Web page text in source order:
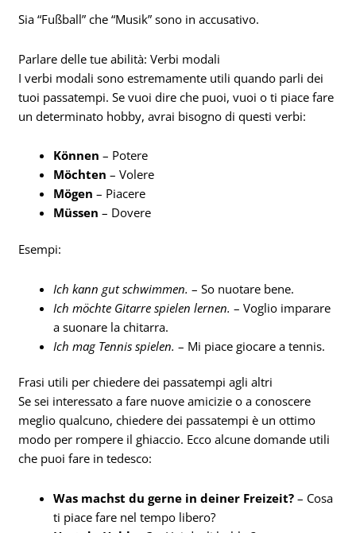
Sia “Fußball” che “Musik” sono in accusativo.
Parlare delle tue abilità: Verbi modali
I verbi modali sono estremamente utili quando parli dei
tuoi passatempi. Se vuoi dire che puoi, vuoi o ti piace fare
un determinato hobby, avrai bisogno di questi verbi:
Können – Potere
Möchten – Volere
Mögen – Piacere
Müssen – Dovere
Esempi:
Ich kann gut schwimmen. – So nuotare bene.
Ich möchte Gitarre spielen lernen. – Voglio imparare
a suonare la chitarra.
Ich mag Tennis spielen. – Mi piace giocare a tennis.
Frasi utili per chiedere dei passatempi agli altri
Se sei interessato a fare nuove amicizie o a conoscere
meglio qualcuno, chiedere dei passatempi è un ottimo
modo per rompere il ghiaccio. Ecco alcune domande utili
che puoi fare in tedesco:
Was machst du gerne in deiner Freizeit? – Cosa
ti piace fare nel tempo libero?